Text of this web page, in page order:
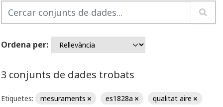
Ordena per
3 conjunts de dades trobats
Etiquetes: mesuraments es1828a
qualitat aire